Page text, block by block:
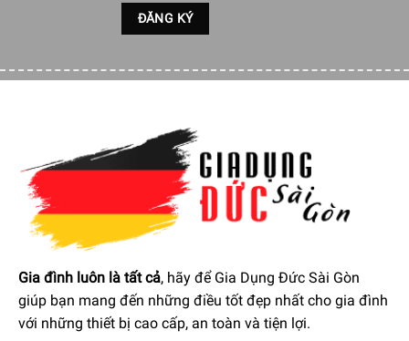
Giá treo khăn 24 inch
Đĩa Xà phòngcóGiá đỡ
Gia đình luôn là tất cả, hãy để Gia Dụng Đức Sài Gòn
giúp bạn mang đến những điều tốt đẹp nhất cho gia đình
với những thiết bị cao cấp, an toàn và tiện lợi.